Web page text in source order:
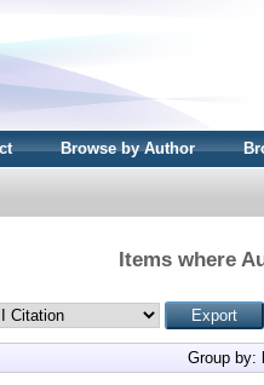
Browse by Author
Items where
Group by: